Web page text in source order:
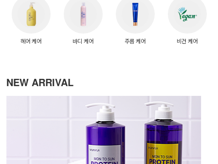
헤어 케어 바디 케어 주름 케어 비건 케어
NEW ARRIVAL